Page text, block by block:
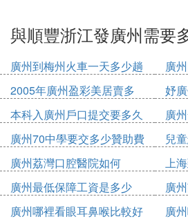
只要收貨地址不太偏 快遞都會
好的有順豐 （就是這個價格貴
現在臨近春節，快遞速度比較
時間 順豐的話會快些。
❹ 順豐快遞從 浙江杭州
多久
標准件是2天。。。經濟件大概
❺ 浙江順豐寄到廣州多久
與順豐浙江發廣州需要
廣州到梅州火車一天多少趟
廣
少
2005年廣州盈彩美居賣多
少錢
妤
本科入廣州戶口提交要多久
廣
廣州70中學要交多少贊助費
兒
廣州荔灣口腔醫院如何
上
廣州最低保障工資是多少
2020
廣
廣州哪裡看眼耳鼻喉比較好
廣